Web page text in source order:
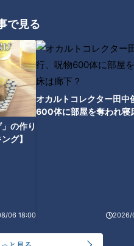
で見る
の作り
グ】
06 18:00
オカルトコレクター田中
600体に部屋を奪われ寝
2026/